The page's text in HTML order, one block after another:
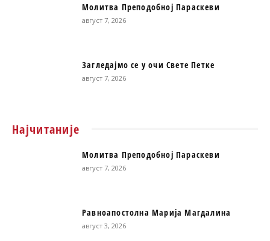
Молитва Преподобној Параскеви
август 7, 2026
Загледајмо се у очи Свете Петке
август 7, 2026
Најчитаније
Молитва Преподобној Параскеви
август 7, 2026
Равноапостолна Марија Магдалина
август 3, 2026